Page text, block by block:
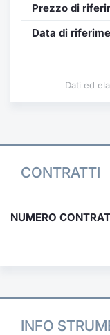
Prezzo di
Data di
Dati ed
CONTRATTI
NUMERO
INFO